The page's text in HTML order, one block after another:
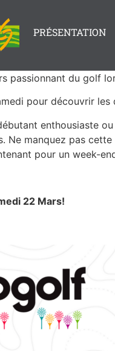
PRÉSENTATION
passionnant du golf
pour découvrir les
enthousiaste
Ne manquez pas
pour un week-
22 Mars!